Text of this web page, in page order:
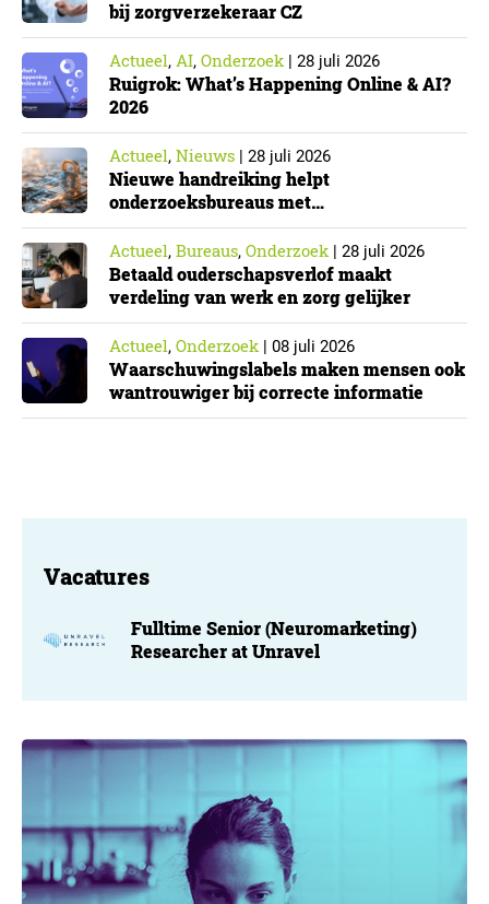
bij zorgverzekeraar CZ
Actueel, AI, Onderzoek| 28 juli 2026
Ruigrok: What’s Happening Online & AI?
2026
Actueel, Nieuws | 28 juli 2026
Nieuwe handreiking helpt
onderzoeksbureaus met
Cyberbeveiligingswet
Actueel, Bureaus, Onderzoek| 28 juli 2026
Betaald ouderschapsverlof maakt
verdeling van werk en zorg gelijker
Actueel, Onderzoek| 08 juli 2026
Waarschuwingslabels maken mensen ook
wantrouwiger bij correcte informatie
Vacatures
Fulltime Senior (Neuromarketing)
Researcher at Unravel